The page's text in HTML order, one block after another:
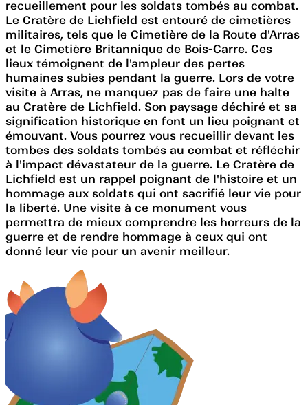
recueillement pour les soldats tombés au combat.
Le Cratère de Lichfield est entouré de cimetières
militaires, tels que le Cimetière de la Route d'Arras
et le Cimetière Britannique de Bois-Carre. Ces
lieux témoignent de l'ampleur des pertes
humaines subies pendant la guerre. Lors de votre
visite à Arras, ne manquez pas de faire une halte
au Cratère de Lichfield. Son paysage déchiré et sa
signification historique en font un lieu poignant et
émouvant. Vous pourrez vous recueillir devant les
tombes des soldats tombés au combat et réfléchir
à l'impact dévastateur de la guerre. Le Cratère de
Lichfield est un rappel poignant de l'histoire et un
hommage aux soldats qui ont sacrifié leur vie pour
la liberté. Une visite à ce monument vous
permettra de mieux comprendre les horreurs de la
guerre et de rendre hommage à ceux qui ont
donné leur vie pour un avenir meilleur.